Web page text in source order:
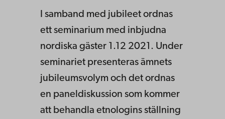
I samband med jubileet ordnas
ett seminarium med inbjudna
nordiska gäster 1.12 2021. Under
seminariet presenteras ämnets
jubileumsvolym och det ordnas
en paneldiskussion som kommer
att behandla etnologins ställning